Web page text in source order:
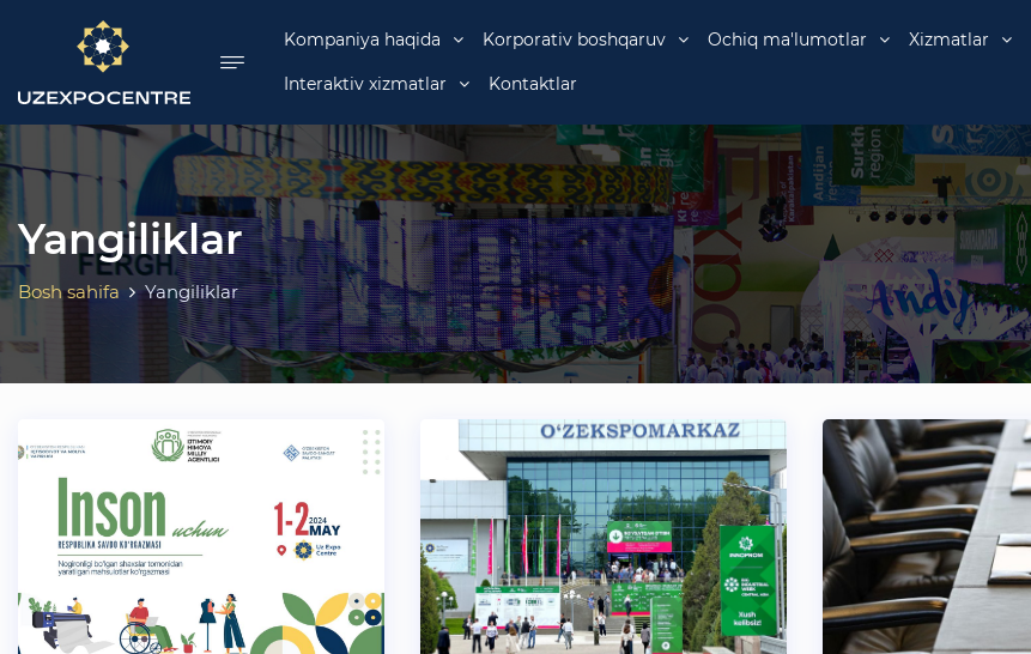
menu Kompaniya haqida Korporativ boshqaruv Ochiq ma'lumotlar Xizmatlar
Interaktiv xizmatlar Kontaktlar
Yangiliklar
Bosh sahifa Yangiliklar